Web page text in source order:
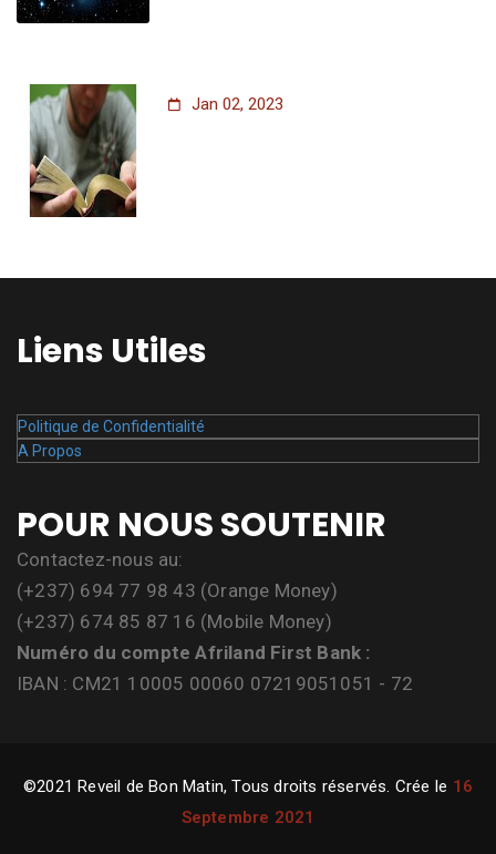
Jan 02, 2023
Liens Utiles
Politique de Confidentialité
A Propos
POUR NOUS SOUTENIR
Contactez-nous au:
(+237) 694 77 98 43 (Orange Money)
(+237) 674 85 87 16 (Mobile Money)
Numéro du compte Afriland First Bank :
IBAN : CM21 10005 00060 07219051051 - 72
©2021 Reveil de Bon Matin, Tous droits réservés. Crée le 16
Septembre 2021